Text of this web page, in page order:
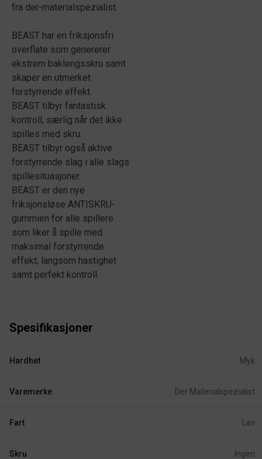
fra der-materialspezialist.
BEAST har en friksjonsfri
overflate som genererer
ekstrem baklengsskru samt
skaper en utmerket
forstyrrende effekt.
BEAST tilbyr fantastisk
kontroll, særlig når det ikke
spilles med skru.
BEAST tilbyr også aktive
forstyrrende slag i alle slags
spillesituasjoner.
BEAST er den nye
friksjonsløse ANTISKRU-
gummien for alle spillere
som liker å spille med
maksimal forstyrrende
effekt, langsom hastighet
samt perfekt kontroll.
Spesifikasjoner
Hardhet Myk
Varemerke Der Materialspezialist
Fart Lav
Skru Ingen